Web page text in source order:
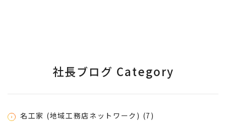
社長ブログ Category
名工家 (地域工務店ネットワーク) (7)